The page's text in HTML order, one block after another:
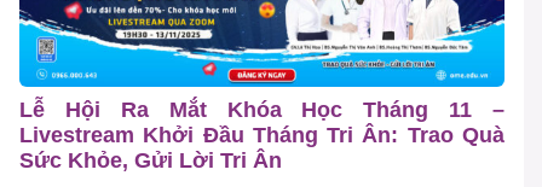
Lễ Hội Ra Mắt Khóa Học Tháng 11 –
Livestream Khởi Đầu Tháng Tri Ân: Trao Quà
Sức Khỏe, Gửi Lời Tri Ân